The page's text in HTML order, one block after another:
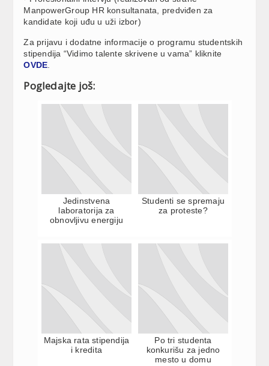
ManpowerGroup HR konsultanata, predviđen za
kandidate koji uđu u uži izbor)
Za prijavu i dodatne informacije o programu studentskih
stipendija “Vidimo talente skrivene u vama” kliknite
OVDE
Pogledajte još:
Jedinstvena
laboratorija za
obnovljivu energiju
Studenti se spremaju
za proteste?
Majska rata stipendija
i kredita
Po tri studenta
konkurišu za jedno
mesto u domu